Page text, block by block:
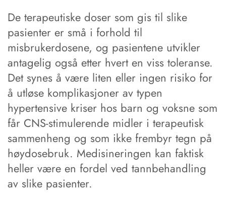
De terapeutiske doser som gis til slike
pasienter er små i forhold til
misbrukerdosene, og pasientene utvikler
antagelig også etter hvert en viss toleranse.
Det synes å være liten eller ingen risiko for
å utløse komplikasjoner av typen
hypertensive kriser hos barn og voksne som
får CNS-stimulerende midler i terapeutisk
sammenheng og som ikke frembyr tegn på
høydosebruk. Medisineringen kan faktisk
heller være en fordel ved tannbehandling
av slike pasienter.